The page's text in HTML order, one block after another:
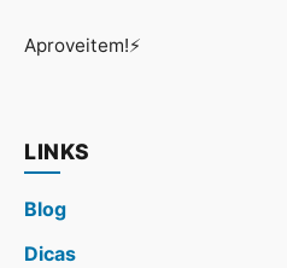
Aproveitem!⚡
LINKS
Blog
Dicas